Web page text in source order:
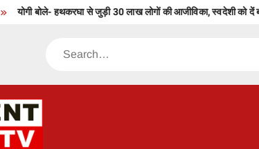
योगी बोले- हथकरघा से जुड़ी 30 लाख लोगों की आजीविका, स्वदेशी को दें बढ़ावा
Search